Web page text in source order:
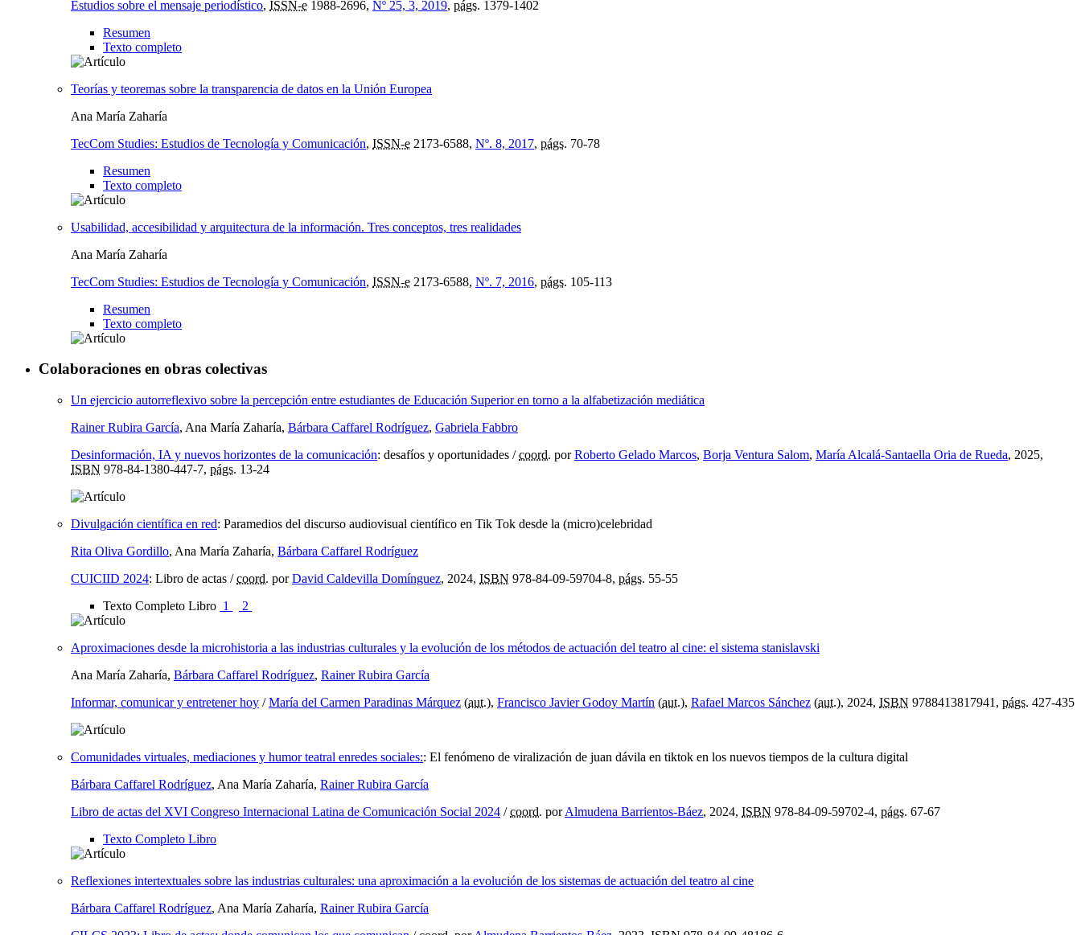
Estudios sobre el mensaje periodístico, ISSN-e 1988-2696, Nº 25, 3, 2019, págs. 1379-1402
Resumen
Texto completo
Teorías y teoremas sobre la transparencia de datos en la Unión Europea
Ana María Zaharía
TecCom Studies: Estudios de Tecnología y Comunicación, ISSN-e 2173-6588, Nº. 8, 2017, págs. 70-78
Resumen
Texto completo
Usabilidad, accesibilidad y arquitectura de la información. Tres conceptos, tres realidades
Ana María Zaharía
TecCom Studies: Estudios de Tecnología y Comunicación, ISSN-e 2173-6588, Nº. 7, 2016, págs. 105-113
Resumen
Texto completo
Colaboraciones en obras colectivas
Un ejercicio autorreflexivo sobre la percepción entre estudiantes de Educación Superior en torno a la alfabetización mediática
Rainer Rubira García, Ana María Zaharía, Bárbara Caffarel Rodríguez, Gabriela Fabbro
Desinformación, IA y nuevos horizontes de la comunicación: desafíos y oportunidades /coord. porRoberto Gelado Marcos, Borja Ventura Salom, María Alcalá-Santaella Oria de Rueda, 2025,
ISBN 978-84-1380-447-7, págs. 13-24
Divulgación científica en red: Paramedios del discurso audiovisual científico en Tik Tok desde la (micro)celebridad
Rita Oliva Gordillo, Ana María Zaharía, Bárbara Caffarel Rodríguez
CUICIID 2024: Libro de actas /coord. porDavid Caldevilla Domínguez, 2024, ISBN 978-84-09-59704-8, págs. 55-55
Texto Completo Libro 1 2
Aproximaciones desde la microhistoria a las industrias culturales y la evolución de los métodos de actuación del teatro al cine: el sistema stanislavski
Ana María Zaharía, Bárbara Caffarel Rodríguez, Rainer Rubira García
Informar, comunicar y entretener hoy /María del Carmen Paradinas Márquez (aut.), Francisco Javier Godoy Martín (aut.), Rafael Marcos Sánchez (aut.), 2024, ISBN 9788413817941, págs. 427-435
Comunidades virtuales, mediaciones y humor teatral enredes sociales:: El fenómeno de viralización de juan dávila en tiktok en los nuevos tiempos de la cultura digital
Bárbara Caffarel Rodríguez, Ana María Zaharía, Rainer Rubira García
Libro de actas del XVI Congreso Internacional Latina de Comunicación Social 2024 /coord. porAlmudena Barrientos-Báez, 2024, ISBN 978-84-09-59702-4, págs. 67-67
Texto Completo Libro
Reflexiones intertextuales sobre las industrias culturales: una aproximación a la evolución de los sistemas de actuación del teatro al cine
Bárbara Caffarel Rodríguez, Ana María Zaharía, Rainer Rubira García